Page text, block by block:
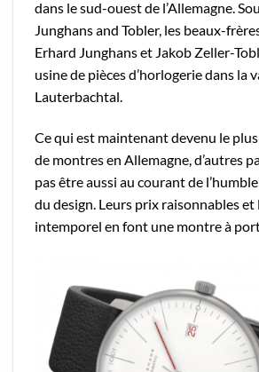
dans le sud-ouest de l’Allemagne.
Junghans and Tobler, les beaux-
Erhard Junghans et Jakob Zeller-
usine de pièces d’horlogerie dans la
Lauterbachtal.
Ce qui est maintenant devenu le
de montres en Allemagne, d’autres
pas être aussi au courant de
du design. Leurs prix raisonnables
intemporel en font une montre à